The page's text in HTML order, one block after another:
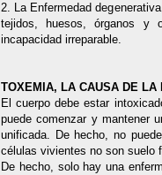
2. La Enfermedad
tejidos, huesos, órganos y
incapacidad irreparable.
TOXEMIA, LA CAUSA DE LA
El cuerpo debe estar
puede comenzar y mantener
unificada. De hecho, no
células vivientes no son suelo
De hecho, solo hay una